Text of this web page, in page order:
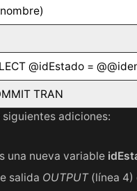
@idEstado =
TRAN
adiciones:
una nueva variable
salida OUTPUT(línea 4)